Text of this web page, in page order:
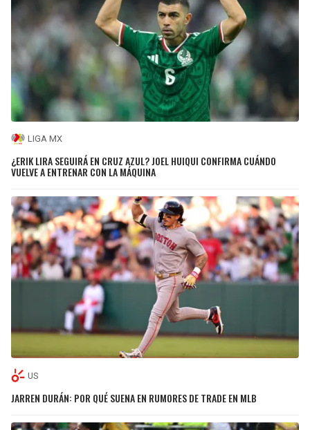
LIGA MX
¿ERIK LIRA SEGUIRÁ EN CRUZ AZUL? JOEL HUIQUI CONFIRMA CUÁNDO
VUELVE A ENTRENAR CON LA MÁQUINA
US
JARREN DURÁN: POR QUÉ SUENA EN RUMORES DE TRADE EN MLB